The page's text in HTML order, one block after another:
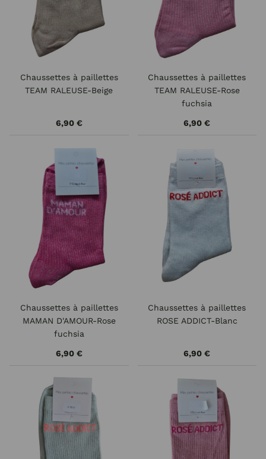
Chaussettes à paillettes
TEAM RALEUSE-Beige
6,90 €
Chaussettes à paillettes
TEAM RALEUSE-Rose
fuchsia
6,90 €
Chaussettes à paillettes
MAMAN D'AMOUR-Rose
fuchsia
6,90 €
Chaussettes à paillettes
ROSE ADDICT-Blanc
6,90 €